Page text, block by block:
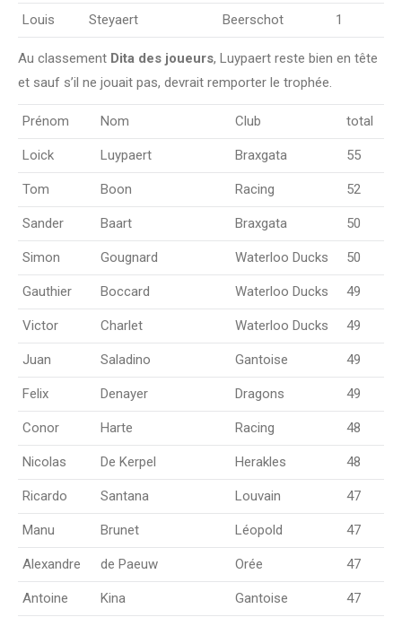
Louis Steyaert Beerschot 1
Au classement Dita des joueurs, Luypaert reste bien en tête
et sauf s’il ne jouait pas, devrait remporter le trophée.
Prénom Nom Club total
Loick Luypaert Braxgata 55
Tom Boon Racing 52
Sander Baart Braxgata 50
Simon Gougnard Waterloo Ducks 50
Gauthier Boccard Waterloo Ducks 49
Victor Charlet Waterloo Ducks 49
Juan Saladino Gantoise 49
Felix Denayer Dragons 49
Conor Harte Racing 48
Nicolas De Kerpel Herakles 48
Ricardo Santana Louvain 47
Manu Brunet Léopold 47
Alexandre de Paeuw Orée 47
Antoine Kina Gantoise 47